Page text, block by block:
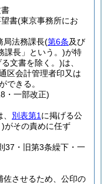
書(東京事務所にお
局法務課長(第6条及び
課長」という。)が特
る文書を除く。)は、
区会計管理者印又は
できる。
・一部改正)
別表第1 に掲げる公
)がその責めに任ず
37・旧第3条繰下・一
佐させるため、公印の